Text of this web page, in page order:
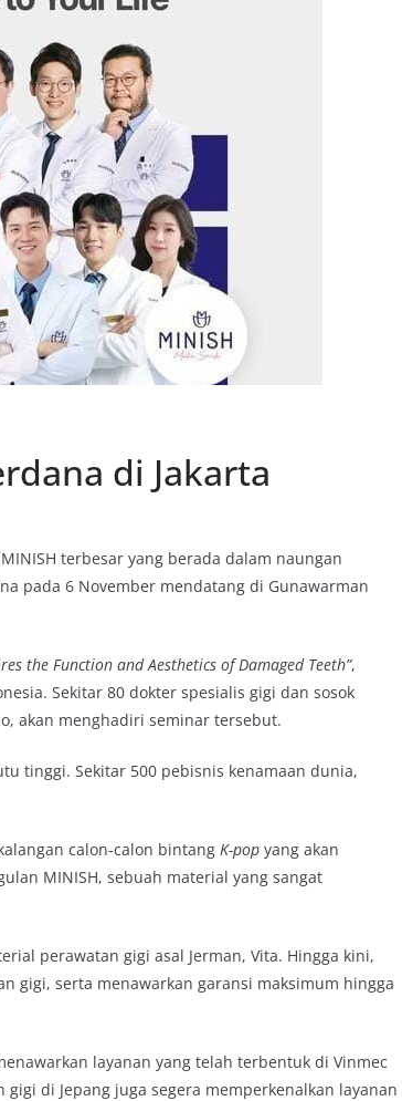
di Jakarta
terbesar yang berada dalam naungan
pada 6 November mendatang di Gunawarman
the Function and Aesthetics of Damaged Teeth”,
Sekitar 80 dokter spesialis gigi dan sosok
akan menghadiri seminar tersebut.
tinggi. Sekitar 500 pebisnis kenamaan dunia,
calon-calon bintang K-pop yang akan
MINISH, sebuah material yang sangat
perawatan gigi asal Jerman, Vita. Hingga kini,
gigi, serta menawarkan garansi maksimum hingga
layanan yang telah terbentuk di Vinmec
di Jepang juga segera memperkenalkan layanan